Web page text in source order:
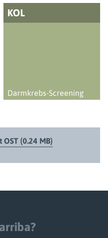
KOL
Darmkrebs-Screening
(0.24 MB)